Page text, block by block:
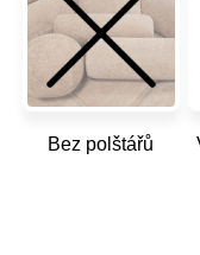
Bez polštářů